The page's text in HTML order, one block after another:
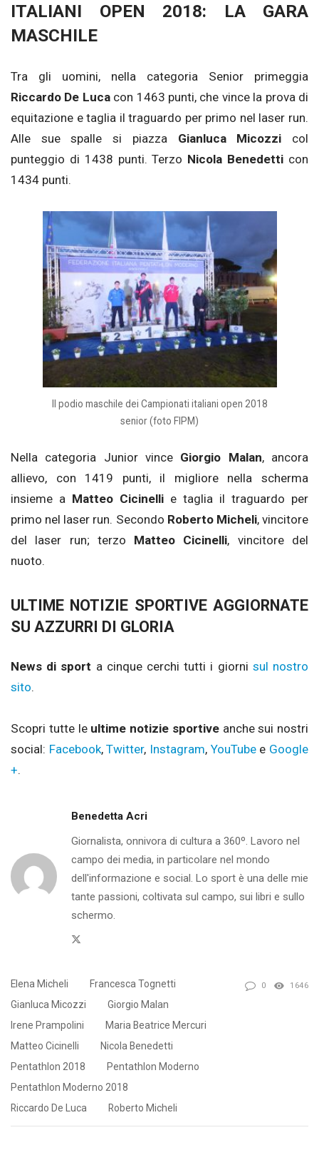
ITALIANI OPEN 2018: LA GARA
MASCHILE
Tra gli uomini, nella categoria Senior primeggia
Riccardo De Lucacon 1463 punti, che vince la prova di
equitazione e taglia il traguardo per primo nel laser run.
Alle sue spalle si piazza Gianluca Micozzi col
punteggio di 1438 punti. Terzo Nicola Benedetti con
1434 punti.
Il podio maschile dei Campionati italiani open 2018
senior (foto FIPM)
Nella categoria Junior vince Giorgio Malan, ancora
allievo, con 1419 punti, il migliore nella scherma
insieme a Matteo Cicinelli e taglia il traguardo per
primo nel laser run. Secondo Roberto Micheli, vincitore
del laser run; terzo Matteo Cicinelli, vincitore del
nuoto.
ULTIME NOTIZIE SPORTIVE AGGIORNATE
SU AZZURRI DI GLORIA
News di sport a cinque cerchi tutti i giorni sul nostro
sito.
Scopri tutte le ultime notizie sportiveanche sui nostri
social: Facebook,Twitter, Instagram, YouTubee Google
+.
Benedetta Acri
Giornalista, onnivora di cultura a 360º. Lavoro nel
campo dei media, in particolare nel mondo
dell'informazione e social. Lo sport è una delle mie
tante passioni, coltivata sul campo, sui libri e sullo
schermo.
Elena Micheli
Francesca Tognetti
Gianluca Micozzi
Giorgio Malan
Irene Prampolini
Maria Beatrice Mercuri
Matteo Cicinelli
Nicola Benedetti
Pentathlon 2018
Pentathlon Moderno
Pentathlon Moderno 2018
Riccardo De Luca
Roberto Micheli
0 1646